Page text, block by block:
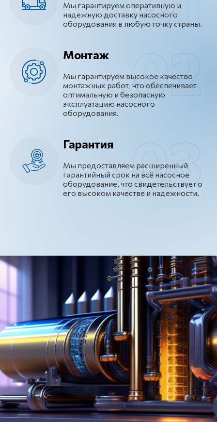
Мы гарантируем оперативную и
надежную доставку насосного
оборудования в любую точку страны.
Монтаж
Мы гарантируем высокое качество
монтажных работ, что обеспечивает
оптимальную и безопасную
эксплуатацию насосного
оборудования.
Гарантия
Мы предоставляем расширенный
гарантийный срок на всё насосное
оборудование, что свидетельствует о
его высоком качестве и надежности.